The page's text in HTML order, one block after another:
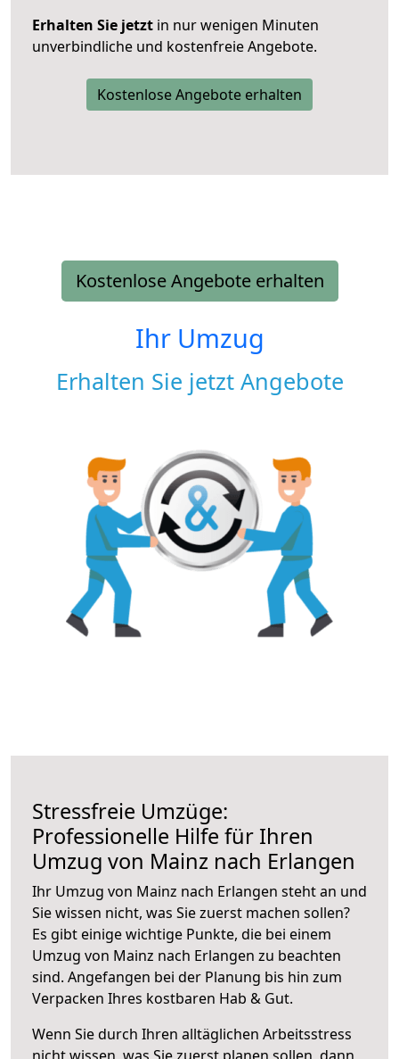
Erhalten Sie jetzt in nur wenigen Minuten
unverbindliche und kostenfreie Angebote.
Kostenlose Angebote erhalten
Kostenlose Angebote erhalten
Ihr Umzug
Erhalten Sie jetzt Angebote
Stressfreie Umzüge:
Professionelle Hilfe für Ihren
Umzug von Mainz nach Erlangen
Ihr Umzug von Mainz nach Erlangen steht an und
Sie wissen nicht, was Sie zuerst machen sollen?
Es gibt einige wichtige Punkte, die bei einem
Umzug von Mainz nach Erlangen zu beachten
sind. Angefangen bei der Planung bis hin zum
Verpacken Ihres kostbaren Hab & Gut.
Wenn Sie durch Ihren alltäglichen Arbeitsstress